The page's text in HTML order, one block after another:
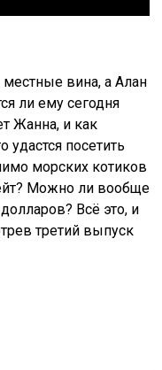
местные вина, а Алан
ли ему сегодня
Жанна, и как
удастся посетить
морских котиков
Можно ли вообще
Всё это, и
третий выпуск